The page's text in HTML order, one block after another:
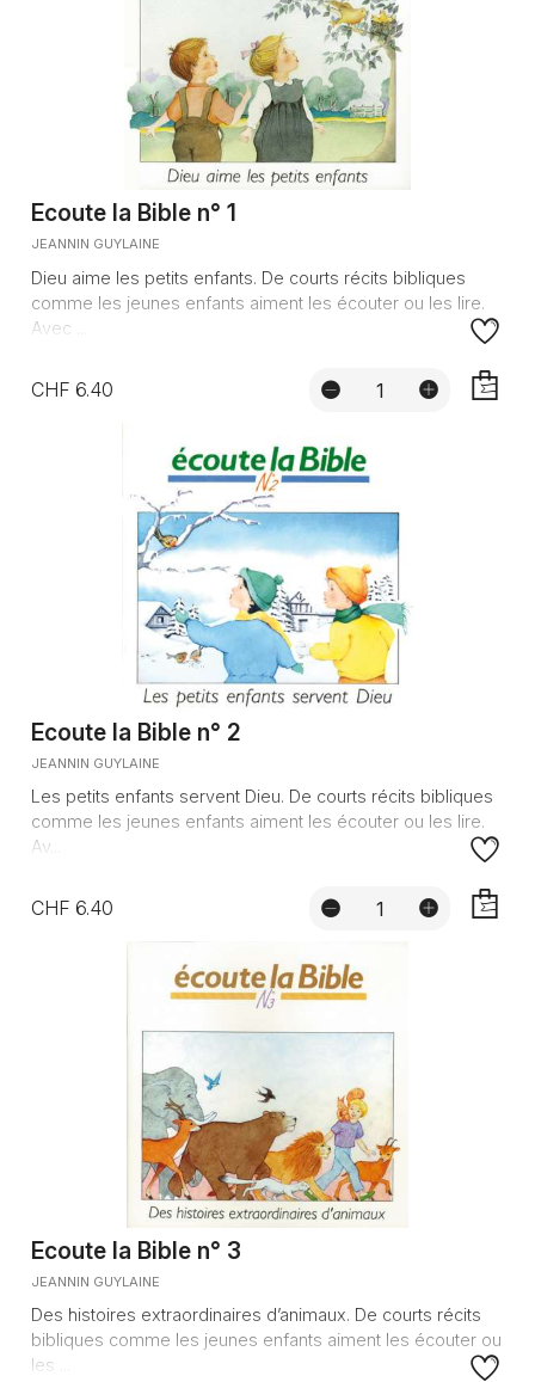
Ecoute la Bible n° 1
JEANNIN GUYLAINE
Dieu aime les petits enfants. De courts récits bibliques
comme les jeunes enfants aiment les écouter ou les lire.
Avec ...
CHF 6.40
Ecoute la Bible n° 2
JEANNIN GUYLAINE
Les petits enfants servent Dieu. De courts récits bibliques
comme les jeunes enfants aiment les écouter ou les lire.
Av...
CHF 6.40
Ecoute la Bible n° 3
JEANNIN GUYLAINE
Des histoires extraordinaires d’animaux. De courts récits
bibliques comme les jeunes enfants aiment les écouter ou
les ...